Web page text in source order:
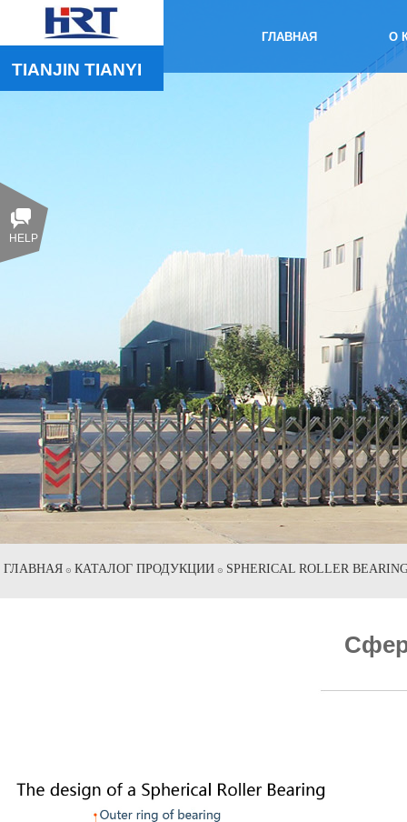
ГЛАВНАЯ ⊙ КАТАЛОГ ПРОДУКЦИИ ⊙ SPHERICAL ROLLER
TIANJIN TIANYI
ГЛАВНАЯ О
HELP